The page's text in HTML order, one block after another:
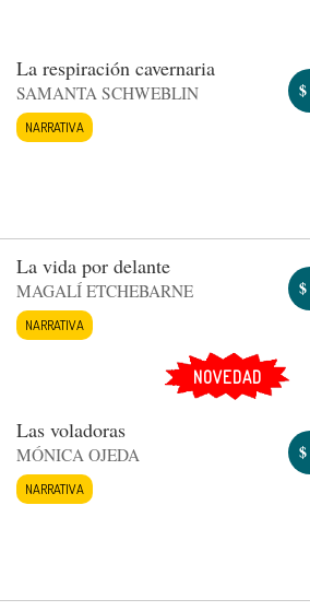
La respiración cavernaria
SAMANTA SCHWEBLIN
NARRATIVA
$
La vida por delante
MAGALÍ ETCHEBARNE
NARRATIVA
$
NOVEDAD
Las voladoras
MÓNICA OJEDA
NARRATIVA
$